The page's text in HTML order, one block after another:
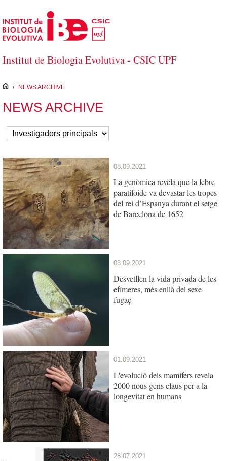
Salta al contingut principal
Institut de Biologia Evolutiva - CSIC UPF
inici
/ NEWS ARCHIVE
NEWS ARCHIVE
08.09.2021
La genòmica revela que la febre
paratifoide va devastar les tropes
del rei d’Espanya durant el setge
de Barcelona de 1652
03.09.2021
Desvetllen la vida privada de les
efímeres, més enllà del sexe
fugaç
01.09.2021
L'evolució dels mamífers revela
2000 nous gens claus per a la
longevitat en humans
28.07.2021